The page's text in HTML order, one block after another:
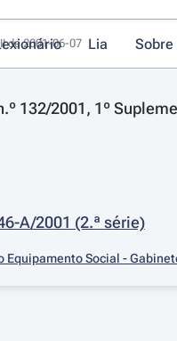
Lia Sobre
de 2001-06-07
132/2001, 1º
A/2001 (2.ª série)
Equipamento Social -